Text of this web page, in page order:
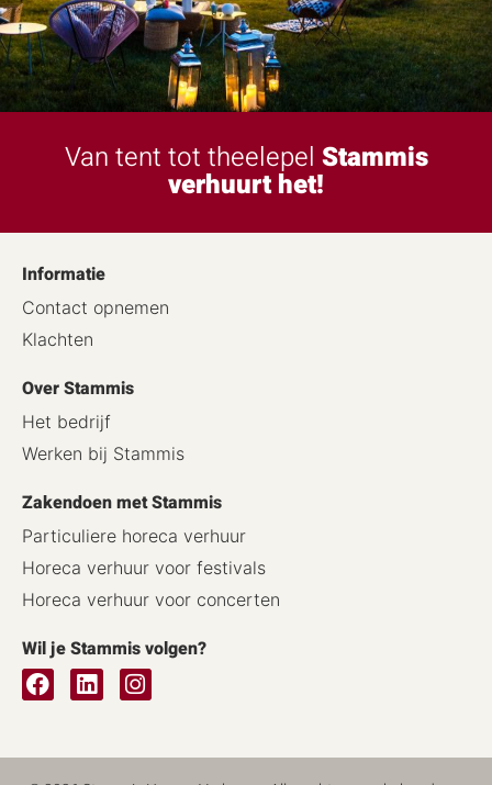
Van tent tot theelepel Stammis
verhuurt het!
Informatie
Contact opnemen
Klachten
Over Stammis
Het bedrijf
Werken bij Stammis
Zakendoen met Stammis
Particuliere horeca verhuur
Horeca verhuur voor festivals
Horeca verhuur voor concerten
Wil je Stammis volgen?